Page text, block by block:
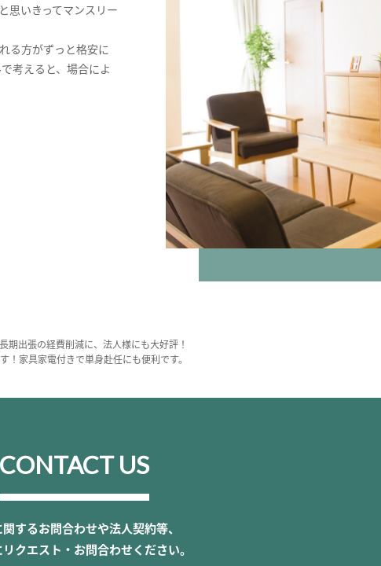
思いきってマンスリー
る方がずっと格安に
考えると、場合によ
期出張の経費削減に、法人様にも大好評！
家具家電付きで単身赴任にも便利です。
CONTACT US
するお問合わせや法人契約等、
クエスト・お問合わせください。